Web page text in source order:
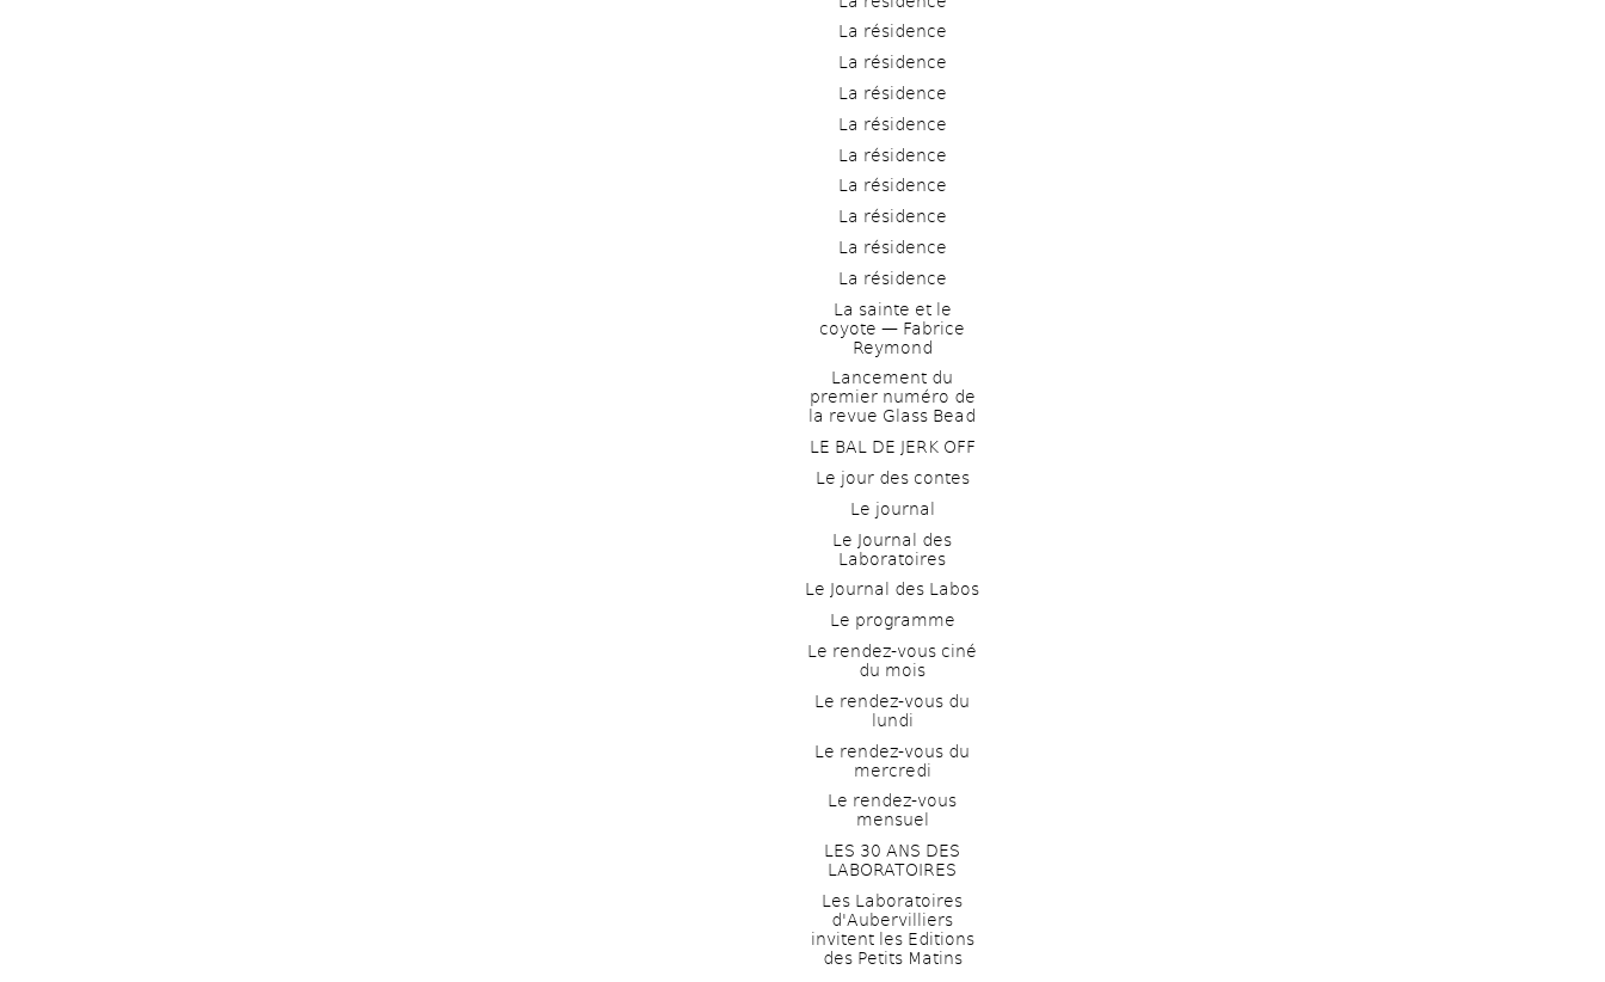
La résidence
La résidence
La résidence
La résidence
La résidence
La résidence
La résidence
La résidence
La résidence
La sainte et le
coyote — Fabrice
Reymond
Lancement du
premier numéro de
la revue Glass Bead
LE BAL DE JERK OFF
Le jour des contes
Le journal
Le Journal des
Laboratoires
Le Journal des Labos
Le programme
Le rendez-vous ciné
du mois
Le rendez-vous du
lundi
Le rendez-vous du
mercredi
Le rendez-vous
mensuel
LES 30 ANS DES
LABORATOIRES
Les Laboratoires
d'Aubervilliers
invitent les Editions
des Petits Matins